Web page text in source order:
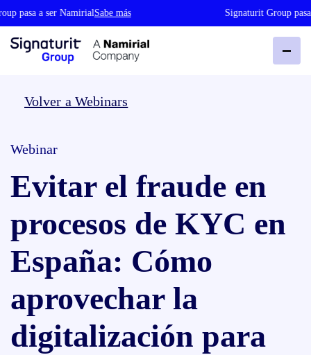
pasa a ser NamirialSabe más Signaturit Group
Volver a Webinars
Webinar
Evitar el fraude en
procesos de KYC en
España: Cómo
aprovechar la
digitalización para